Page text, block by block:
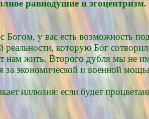
равнодушие и эгоцентризм.
у вас есть возможность
которую Бог сотворил
жить. Второго дубля мы не
за экономической и военной
иллюзия: если будет